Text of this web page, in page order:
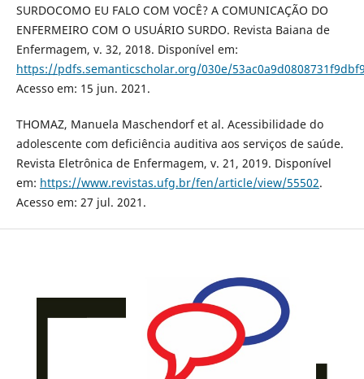
SURDOCOMO EU FALO COM VOCÊ? A COMUNICAÇÃO DO
ENFERMEIRO COM O USUÁRIO SURDO. Revista Baiana de
Enfermagem, v. 32, 2018. Disponível em:
https://pdfs.semanticscholar.org/030e/
Acesso em: 15 jun. 2021.
THOMAZ, Manuela Maschendorf et al. Acessibilidade do
adolescente com deficiência auditiva aos serviços de saúde.
Revista Eletrônica de Enfermagem, v. 21, 2019. Disponível
em: https://www.revistas.ufg.br/fen/article/view/55502.
Acesso em: 27 jul. 2021.